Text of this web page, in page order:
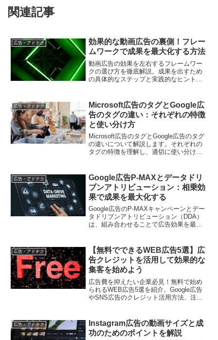
関連記事
広告・アドテク
効果的な動画広告の裏側！フレー
ムワークで成果を最大化する方法
動画広告の効果を左右するフレームワー
クの選び方を徹底解説。成果を出すため
の具体的なステップと実践的なヒントを
広告・アドテク
Microsoft広告のタグとGoogle広
告のタグの違い：それぞれの特徴
と使い分け方
Microsoft広告のタグとGoogle広告のタグ
の違いについて解説します。それぞれの
タグの特徴を理解し、適切に使い分ける
広告・アドテク
Google広告P-MAXとデータドリ
ブンアトリビューション：相乗効
果で成果を最大化する
Google広告のP-MAXキャンペーンとデー
タドリブンアトリビューション（DDA）
は、組み合わせることで広告効果を最大
ト、具体的な活用事例を解説します
広告・アドテク
【無料でできるWEB広告5選】広
告クレジットを活用して効果的な
集客を始めよう
広告費を抑えたい企業必見！無料で始め
られるWEB広告5選を紹介。Google広告
やSNS広告のクレジット活用方法、注意
広告・アドテク
Instagram広告の動画サイズと成
功のためのポイントを解説